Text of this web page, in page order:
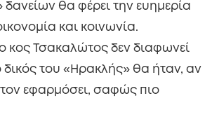
δανείων θα φέρει την ευημερία
και κοινωνία.
κος Τσακαλώτος δεν διαφωνεί
δικός του «Ηρακλής» θα ήταν, αν
εφαρμόσει, σαφώς πιο